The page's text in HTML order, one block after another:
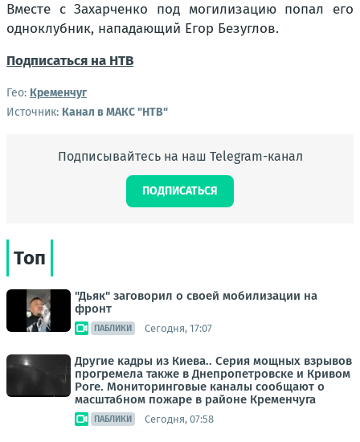
Вместе с Захарченко под могилизацию попал его
одноклубник, нападающий Егор Безуглов.
Подписаться на НТВ
Гео: Кременчуг
Источник: Канал в МАКС "НТВ"
Подписывайтесь на наш Telegram-канал
ПОДПИСАТЬСЯ
Топ
"Дьяк" заговорил о своей мобилизации на
фронт
ПАБЛИКИ Сегодня, 17:07
Другие кадры из Киева.. Серия мощных взрывов
прогремела также в Днепропетровске и Кривом
Роге. Мониторинговые каналы сообщают о
масштабном пожаре в районе Кременчуга
ПАБЛИКИ Сегодня, 07:58